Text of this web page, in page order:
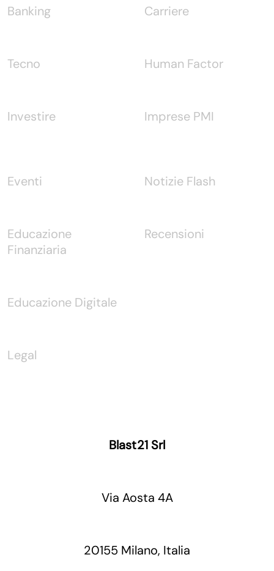
Banking
Tecno
Investire
Carriere
Human Factor
Imprese PMI
Eventi
Educazione
Finanziaria
Educazione Digitale
Legal
Notizie Flash
Recensioni
Blast21 Srl
Via Aosta 4A
20155 Milano, Italia